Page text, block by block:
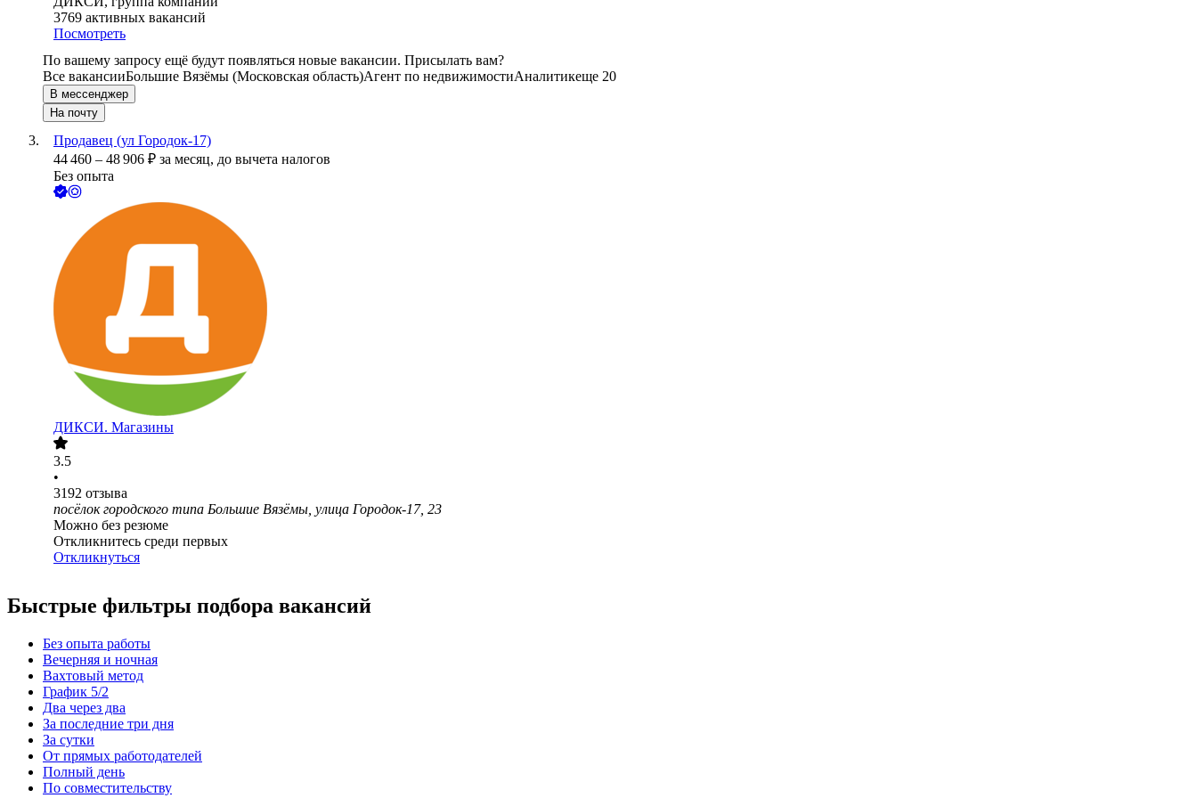
3769 активных вакансий
Посмотреть
По вашему запросу ещё будут появляться новые вакансии. Присылать вам?
Все вакансииБольшие Вязёмы (Московская область)Агент по недвижимостиАналитикеще 20
В мессенджер
На почту
Продавец (ул Городок-17)
44 460 – 48 906 ₽ за месяц, до вычета налогов
Без опыта
ДИКСИ. Магазины
3.5
•
3192 отзыва
посёлок городского типа Большие Вязёмы, улица Городок-17, 23
Можно без резюме
Откликнитесь среди первых
Откликнуться
Быстрые фильтры подбора вакансий
Без опыта работы
Вечерняя и ночная
Вахтовый метод
График 5/2
Два через два
За последние три дня
За сутки
От прямых работодателей
Полный день
По совместительству